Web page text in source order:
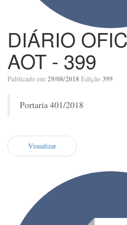
DIÁRIO
AOT - 399
Publicado em 29/08/2018 Edição 399
Portaria 401/2018
Visualizar